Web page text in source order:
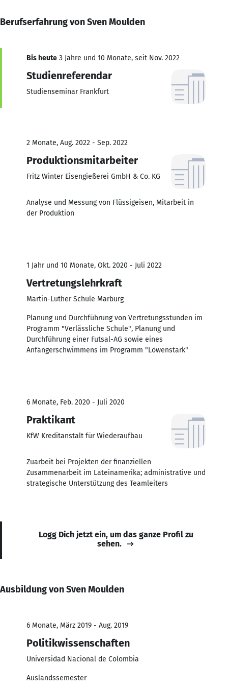
Berufserfahrung von Sven Moulden
Bis heute 3 Jahre und 10 Monate, seit Nov. 2022
Studienreferendar
Studienseminar Frankfurt
2 Monate, Aug. 2022 - Sep. 2022
Produktionsmitarbeiter
Fritz Winter Eisengießerei GmbH & Co. KG
Analyse und Messung von Flüssigeisen, Mitarbeit in
der Produktion
1 Jahr und 10 Monate, Okt. 2020 - Juli 2022
Vertretungslehrkraft
Martin-Luther Schule Marburg
Planung und Durchführung von Vertretungsstunden im
Programm "Verlässliche Schule", Planung und
Durchführung einer Futsal-AG sowie eines
Anfängerschwimmens im Programm "Löwenstark"
6 Monate, Feb. 2020 - Juli 2020
Praktikant
KfW Kreditanstalt für Wiederaufbau
Zuarbeit bei Projekten der finanziellen
Zusammenarbeit im Lateinamerika; administrative und
strategische Unterstützung des Teamleiters
Logg Dich jetzt ein, um das ganze Profil zu
sehen.
Ausbildung von Sven Moulden
6 Monate, März 2019 - Aug. 2019
Politikwissenschaften
Universidad Nacional de Colombia
Auslandssemester